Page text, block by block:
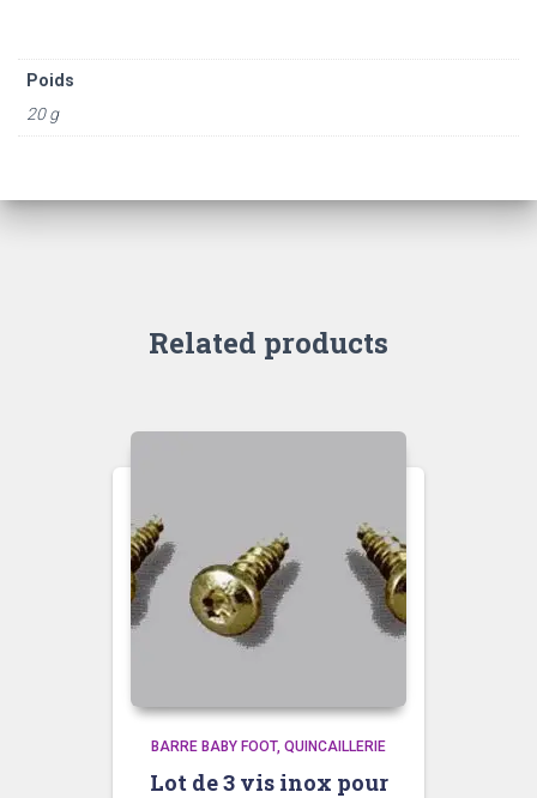
Poids
20 g
Related products
BARRE BABY FOOT QUINCAILLERIE
Lot de 3 vis inox pour